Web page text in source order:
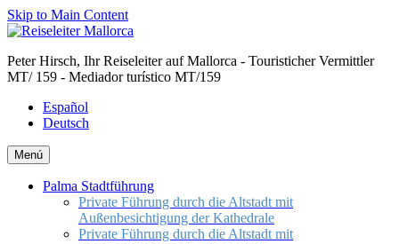
Skip to Main Content
Peter Hirsch, Ihr Reiseleiter auf Mallorca - Touristicher Vermittler
MT/ 159 - Mediador turístico MT/159
Español
Deutsch
Menú
Palma Stadtführung
Private Führung durch die Altstadt mit
Außenbesichtigung der Kathedrale
Private Führung durch die Altstadt mit